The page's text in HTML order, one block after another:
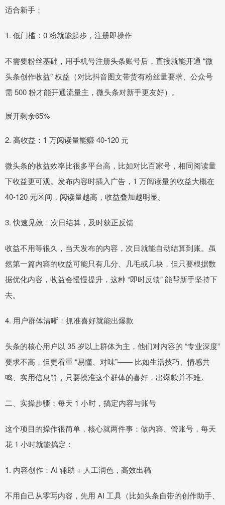
适合新手：
1. 低门槛：0 粉就能起步，注册即操作
不需要粉丝基础，用手机号注册头条账号后，直接就能开通 “微
头条创作收益” 权益（对比抖音图文带货有粉丝量要求、公众号
需 500 粉才能开通流量主，微头条对新手更友好）。
展开剩余65%
2. 高收益：1 万阅读量能赚 40-120 元
微头条的收益效率比很多平台高，比如对比百家号，相同阅读量
下收益更可观。发布内容时插入广告，1 万阅读量的收益大概在
40-120 元区间，阅读量越高，收益叠加越明显。
3. 快速见效：次日结算，及时获正反馈
收益不用等很久，当天发布的内容，次日就能自动结算到账。虽
然第一篇内容的收益可能只有几分、几毛或几块，但只要根据数
据优化内容，收益会慢慢提升，这种 “即时反馈” 能帮新手坚持下
去。
4. 用户群体清晰：抓准喜好就能出爆款
头条的核心用户以 35 岁以上群体为主，他们对内容的 “专业深度”
要求不高，但更看重 “易懂、对味”—— 比如生活技巧、情感共
鸣、实用信息等，只要摸准这个群体的喜好，出爆款并不难。
二、实操步骤：每天 1 小时，搞定内容与账号
这个项目的操作很简单，核心就两件事：做内容、管账号，每天
花 1 小时就能搞定：
1. 内容创作：AI 辅助 + 人工润色，高效出稿
不用自己从零写内容，先用 AI 工具（比如头条自带的创作助手、